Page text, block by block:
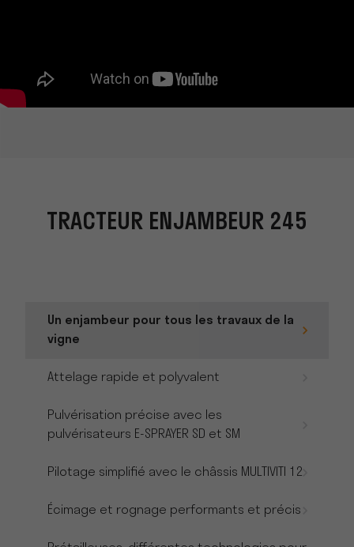
TRACTEUR ENJAMBEUR 245
Un enjambeur pour tous les travaux de la
vigne
Attelage rapide et polyvalent
Pulvérisation précise avec les
pulvérisateurs E-SPRAYER SD et SM
Pilotage simplifié avec le châssis MULTIVITI 12
Écimage et rognage performants et précis